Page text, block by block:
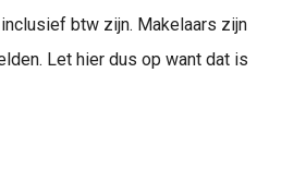
btw zijn. Makelaars zijn
Let hier dus op want dat is